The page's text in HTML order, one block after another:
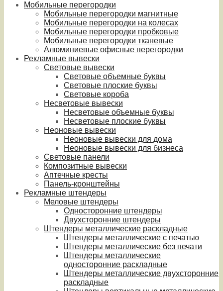
Мобильные перегородки
Мобильные перегородки магнитные
Мобильные перегородки на колесах
Мобильные перегородки пробковые
Мобильные перегородки тканевые
Алюминиевые офисные перегородки
Рекламные вывески
Световые вывески
Световые объемные буквы
Световые плоские буквы
Световые короба
Несветовые вывески
Несветовые объемные буквы
Несветовые плоские буквы
Неоновые вывески
Неоновые вывески для дома
Неоновые вывески для бизнеса
Световые панели
Композитные вывески
Аптечные кресты
Панель-кронштейны
Рекламные штендеры
Меловые штендеры
Односторонние штендеры
Двухсторонние штендеры
Штендеры металлические раскладные
Штендеры металлические с печатью
Штендеры металлические без печати
Штендеры металлические
односторонние раскладные
Штендеры металлические двухсторонние
раскладные